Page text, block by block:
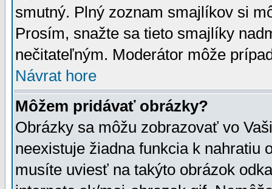
smutný. Plný zoznam smajlíkov si
Prosím, snažte sa tieto smajlíky
nečitateľným. Moderátor môže
Návrat hore
Môžem pridávať obrázky?
Obrázky sa môžu zobrazovať vo
neexistuje žiadna funkcia k nahratiu
musíte uviesť na takýto obrázok